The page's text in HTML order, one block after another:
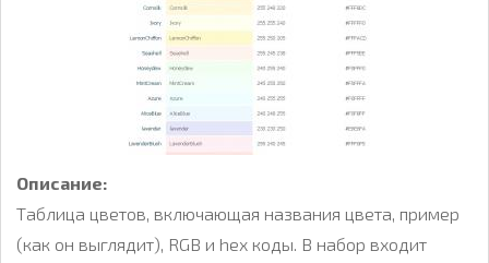
Описание:
Таблица цветов, включающая названия цвета, пример
(как он выглядит), RGB и hex коды. В набор входит